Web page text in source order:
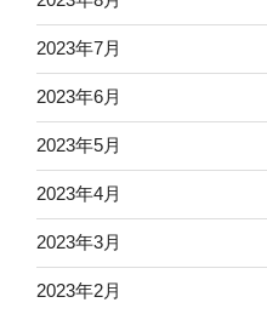
2023年7月
2023年6月
2023年5月
2023年4月
2023年3月
2023年2月